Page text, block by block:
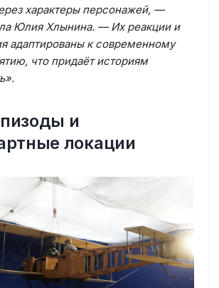
характеры персонажей, —
Юлия Хлынина. — Их реакции и
адаптированы к современному
что придаёт историям
и
локации